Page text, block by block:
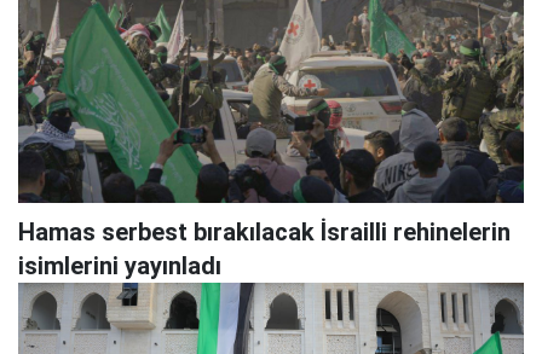
Hamas serbest bırakılacak İsrailli rehinelerin
isimlerini yayınladı